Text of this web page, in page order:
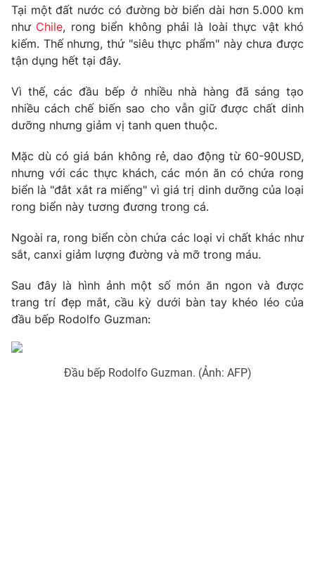
Thế giới đó đây
Câu chuyện quốc tế
Tài chính
Thị trường
Dữ liệu và đời sống
Phim VTV
Hậu trường
Nhân vật
Khán giả
Giải sao mai
Giải trí
Âm nhạc
Sao
Đời sống
Du lịch
Làm đẹp
Chất lượng cuộc sống
Giáo dục
Học trực tuyến
Công nghệ
Sản phẩm
Thị trường
Tư vấn
Giao lưu trực tuyến
Lịch phát sóng
Chuyên mục khác
Tại một đất nước có đường bờ biển dài hơn 5.000 km
như Chile, rong biển không phải là loài thực vật khó
kiếm. Thế nhưng, thứ "siêu thực phẩm" này chưa được
tận dụng hết tại đây.
Vì thế, các đầu bếp ở nhiều nhà hàng đã sáng tạo
nhiều cách chế biến sao cho vẫn giữ được chất dinh
dưỡng nhưng giảm vị tanh quen thuộc.
Mặc dù có giá bán không rẻ, dao động từ 60-90USD,
nhưng với các thực khách, các món ăn có chứa rong
biển là "đắt xắt ra miếng" vì giá trị dinh dưỡng của loại
rong biển này tương đương trong cá.
Ngoài ra, rong biển còn chứa các loại vi chất khác như
sắt, canxi giảm lượng đường và mỡ trong máu.
Sau đây là hình ảnh một số món ăn ngon và được
trang trí đẹp mắt, cầu kỳ dưới bàn tay khéo léo của
đầu bếp Rodolfo Guzman:
Đầu bếp Rodolfo Guzman. (Ảnh: AFP)